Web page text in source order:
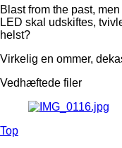
Blast from the past,
LED skal udskiftes,
helst?
Virkelig en ommer,
Vedhæftede filer
Top